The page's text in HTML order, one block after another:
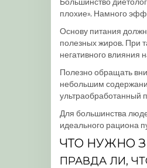
плохие». Намного
Основу питания
полезных жиров. При
негативного влияния
Полезно обращать
небольшим
ультраобработанный
Для большинства
идеального рациона
ЧТО НУЖНО
ПРАВДА ЛИ,